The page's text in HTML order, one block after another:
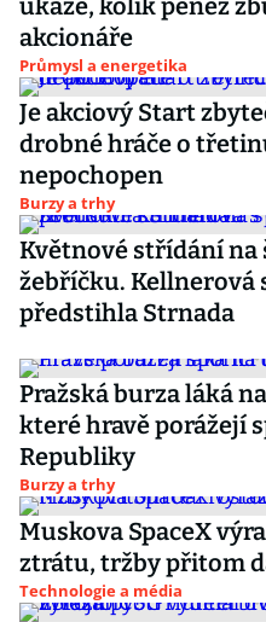
ukáže, kolik peněz
akcionáře
Průmysl a energetika
Je akciový Start
drobné hráče o
nepochopen
Burzy a trhy
Květnové střídání
žebříčku. Kellnerová
předstihla Strnada
Pražská burza láká
které hravě porážejí
Republiky
Burzy a trhy
Muskova SpaceX
ztrátu, tržby přitom
Technologie a média